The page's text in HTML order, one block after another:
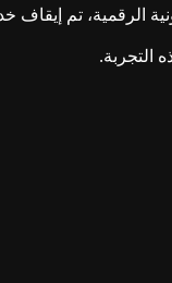
تم إيقاف
التجربة.